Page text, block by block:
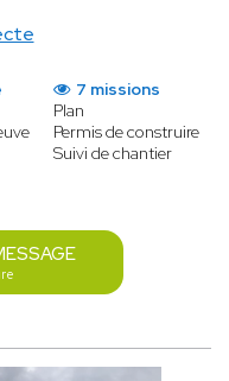
7 missions
Plan
Permis de construire
Suivi de chantier